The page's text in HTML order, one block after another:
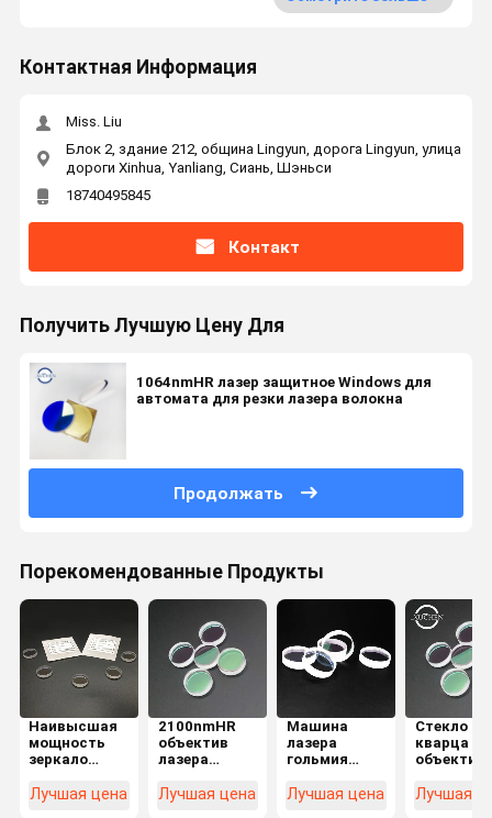
Контактная Информация
Miss. Liu
Блок 2, здание 212, община Lingyun, дорога Lingyun, улица
дороги Xinhua, Yanliang, Сиань, Шэньси
18740495845
Контакт
Получить Лучшую Цену Для
1064nmHR лазер защитное Windows для
автомата для резки лазера волокна
Продолжать
Порекомендованные Продукты
Наивысшая
мощность
зеркало
объектива
Лучшая цена
2100nmHR
объектив
лазера
градусов для
Лучшая цена
Машина
лазера
гольмия
объективов
Лучшая цена
Стекло
кварца
объектив
Лучшая